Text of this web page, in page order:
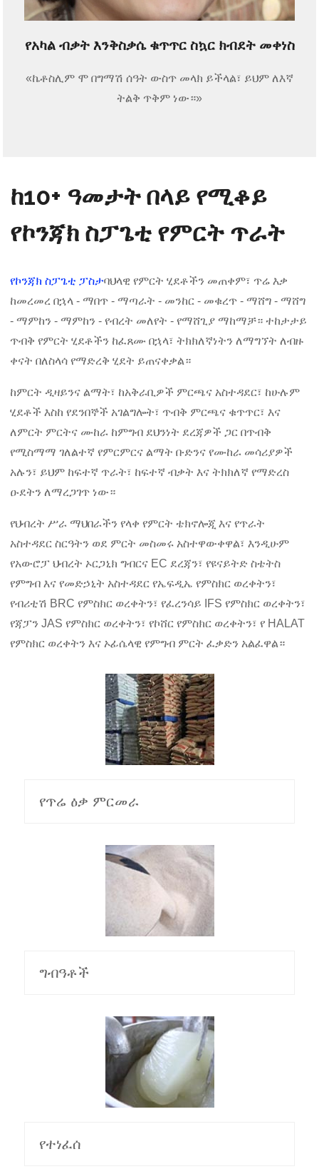
የአካል ብቃት እንቅስቃሴ ቁጥጥር ስኳር ክብደት መቀነስ
«ኬቶስሊም ሞ በግማሽ ሰዓት ውስጥ መላክ ይችላል፣ ይህም ለእኛ
ትልቅ ጥቅም ነው።»
ከ10+ ዓመታት በላይ የሚቆይ
የኮንጃክ ስፓጌቲ የምርት ጥራት
የኮንጃክ ስፓጌቲ ፓስታባህላዊ የምርት ሂደቶችን መጠቀም፣ ጥሬ እቃ
ከመረመረ በኋላ - ማበጥ - ማጣራት - መንከር - መቁረጥ - ማሸግ - ማሸግ
- ማምከን - ማምከን - የብረት መለየት - የማሸጊያ ማከማቻ። ተከታታይ
ጥብቅ የምርት ሂደቶችን ከፈጸሙ በኋላ፣ ትክክለኛነትን ለማግኘት ለብዙ
ቀናት በለስላሳ የማድረቅ ሂደት ይጠናቀቃል።
ከምርት ዲዛይንና ልማት፣ ከአቅራቢዎች ምርጫና አስተዳደር፣ ከሁሉም
ሂደቶች እስከ የደንበኞች አገልግሎት፣ ጥብቅ ምርጫና ቁጥጥር፣ እና
ለምርት ምርትና ሙከራ ከምግብ ደህንነት ደረጃዎች ጋር በጥብቅ
የሚስማማ ገለልተኛ የምርምርና ልማት ቡድንና የሙከራ መሳሪያዎች
አሉን፣ ይህም ከፍተኛ ጥራት፣ ከፍተኛ ብቃት እና ትክክለኛ የማድረስ
ዑደትን ለማረጋገጥ ነው።
የህብረት ሥራ ማህበራችን የላቀ የምርት ቴክኖሎጂ እና የጥራት
አስተዳደር ስርዓትን ወደ ምርት መስመሩ አስተዋውቀዋል፣ እንዲሁም
የአውሮፓ ህብረት ኦርጋኒክ ግብርና EC ደረጃን፣ የዩናይትድ ስቴትስ
የምግብ እና የመድኃኒት አስተዳደር የኤፍዲኤ የምስክር ወረቀትን፣
የብሪቲሽ BRC የምስክር ወረቀትን፣ የፈረንሳይ IFS የምስክር ወረቀትን፣
የጃፓን JAS የምስክር ወረቀትን፣ የኮሸር የምስክር ወረቀትን፣ የ HALAT
የምስክር ወረቀትን እና ኦፊሴላዊ የምግብ ምርት ፈቃድን አልፈዋል።
የጥሬ ዕቃ ምርመራ
ግብዓቶች
የተነፈሰ